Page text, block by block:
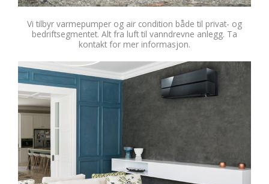
Vi tilbyr varmepumper og air condition både til privat- og
bedriftsegmentet. Alt fra luft til vanndrevne anlegg. Ta
kontakt for mer informasjon.